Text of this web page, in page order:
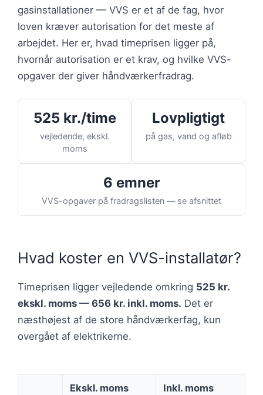
gasinstallationer — VVS er et af de fag, hvor
loven kræver autorisation for det meste af
arbejdet. Her er, hvad timeprisen ligger på,
hvornår autorisation er et krav, og hvilke VVS-
opgaver der giver håndværkerfradrag.
525 kr./time
vejledende, ekskl.
moms
Lovpligtigt
på gas, vand og afløb
6 emner
VVS-opgaver på fradragslisten — se afsnittet
Hvad koster en VVS-installatør?
Timeprisen ligger vejledende omkring 525 kr.
ekskl. moms — 656 kr. inkl. moms. Det er
næsthøjest af de store håndværkerfag, kun
overgået af elektrikerne.
Ekskl. moms Inkl. moms